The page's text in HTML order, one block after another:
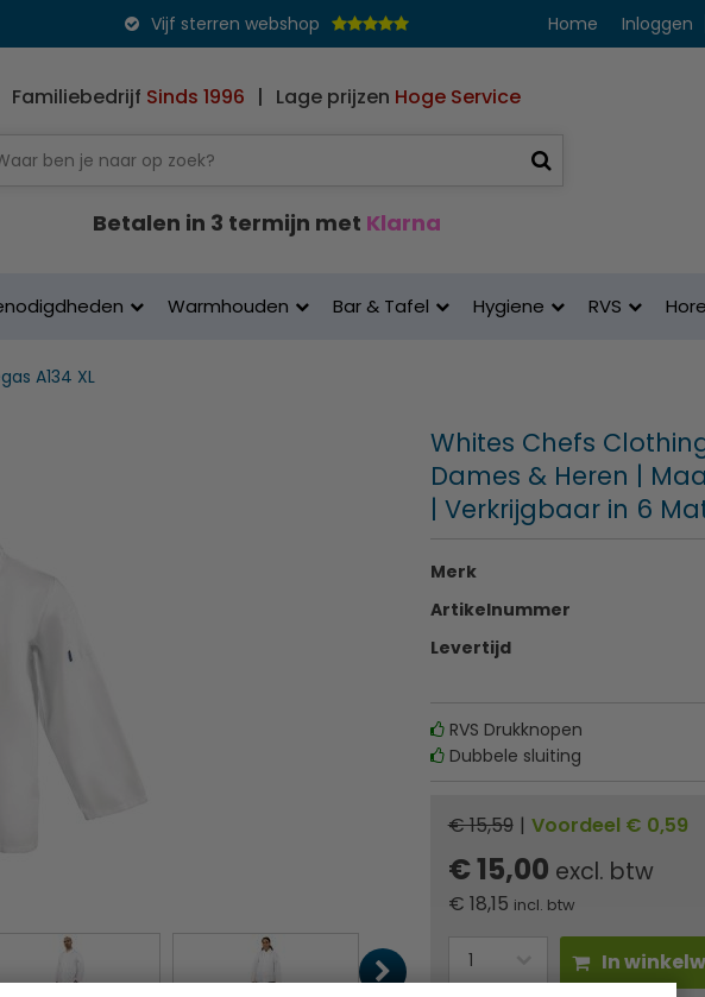
Vijf sterren webshop Home Inloggen
Familiebedrijf Sinds 1996 | Lage prijzen Hoge Service
Betalen in 3 termijn met Klarna
Warmhouden Bar & Tafel Hygiene RVS
A134 XL
Whites Chefs
Dames & Heren |
| Verkrijgbaar in 6
Merk
Artikelnummer
Levertijd
RVS Drukknopen
Dubbele sluiting
€ 15,59 | Voordeel € 0,59
€ 15,00 excl. btw
€ 18,15 incl. btw
In